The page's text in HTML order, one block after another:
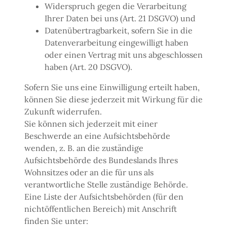
Widerspruch gegen die Verarbeitung
Ihrer Daten bei uns (Art. 21 DSGVO) und
Datenübertragbarkeit, sofern Sie in die
Datenverarbeitung eingewilligt haben
oder einen Vertrag mit uns abgeschlossen
haben (Art. 20 DSGVO).
Sofern Sie uns eine Einwilligung erteilt haben,
können Sie diese jederzeit mit Wirkung für die
Zukunft widerrufen.
Sie können sich jederzeit mit einer
Beschwerde an eine Aufsichtsbehörde
wenden, z. B. an die zuständige
Aufsichtsbehörde des Bundeslands Ihres
Wohnsitzes oder an die für uns als
verantwortliche Stelle zuständige Behörde.
Eine Liste der Aufsichtsbehörden (für den
nichtöffentlichen Bereich) mit Anschrift
finden Sie unter: